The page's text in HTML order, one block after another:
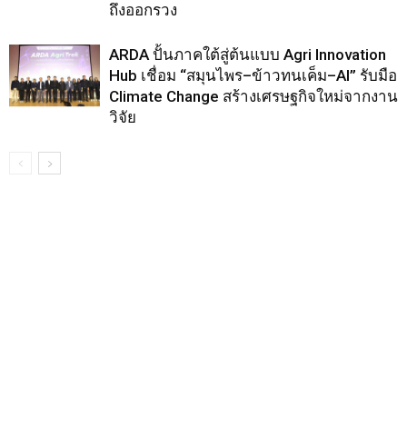
ถึงออกรวง
ARDA ปั้นภาคใต้สู่ต้นแบบ Agri Innovation
Hub เชื่อม “สมุนไพร–ข้าวทนเค็ม–AI” รับมือ
Climate Change สร้างเศรษฐกิจใหม่จากงาน
วิจัย